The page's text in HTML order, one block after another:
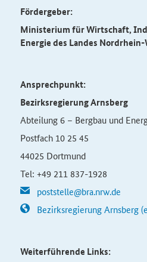
Fördergeber:
Ministerium für Wirtschaft,
Energie des Landes
Ansprechpunkt:
Bezirksregierung Arnsberg
Abteilung 6 – Bergbau und
Postfach 10 25 45
44025 Dortmund
Tel: +49 211 837-1928
poststelle@bra.nrw.de
Bezirksregierung Arnsberg
Weiterführende Links: